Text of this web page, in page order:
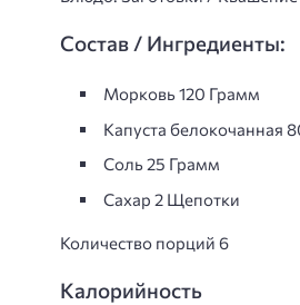
Состав / Ингредиенты:
Морковь 120 Грамм
Капуста белокочанная
Соль 25 Грамм
Сахар 2 Щепотки
Количество порций 6
Калорийность